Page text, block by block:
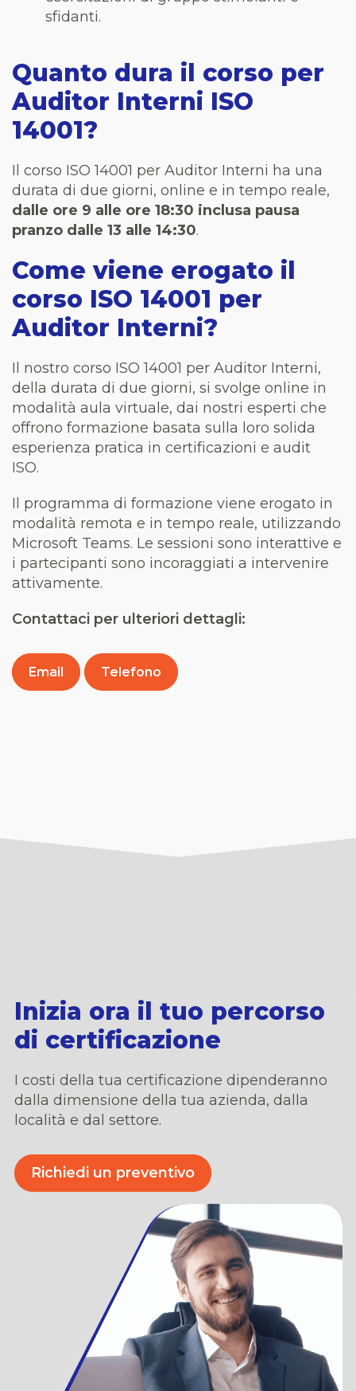
sfidanti.
Quanto dura il corso per
Auditor Interni ISO
14001?
Il corso ISO 14001 per Auditor Interni ha una
durata di due giorni, online e in tempo reale,
dalle ore 9 alle ore 18:30 inclusa pausa
pranzo dalle 13 alle 14:30.
Come viene erogato il
corso ISO 14001 per
Auditor Interni?
Il nostro corso ISO 14001 per Auditor Interni,
della durata di due giorni, si svolge online in
modalità aula virtuale, dai nostri esperti che
offrono formazione basata sulla loro solida
esperienza pratica in certificazioni e audit
ISO.
Il programma di formazione viene erogato in
modalità remota e in tempo reale, utilizzando
Microsoft Teams. Le sessioni sono interattive e
i partecipanti sono incoraggiati a intervenire
attivamente.
Contattaci per ulteriori dettagli:
Email Telefono
Inizia ora il tuo percorso
di certificazione
I costi della tua certificazione dipenderanno
dalla dimensione della tua azienda, dalla
località e dal settore.
Richiedi un preventivo